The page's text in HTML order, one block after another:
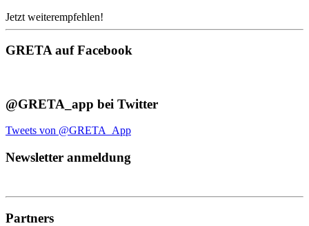
Jetzt weiterempfehlen!
GRETA auf Facebook
@GRETA_app bei Twitter
Tweets von @GRETA_App
Newsletter anmeldung
Partners